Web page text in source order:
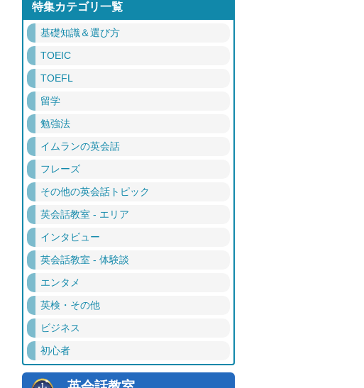
特集カテゴリ一覧
基礎知識＆選び方
TOEIC
TOEFL
留学
勉強法
イムランの英会話
フレーズ
その他の英会話トピック
英会話教室 - エリア
インタビュー
英会話教室 - 体験談
エンタメ
英検・その他
ビジネス
初心者